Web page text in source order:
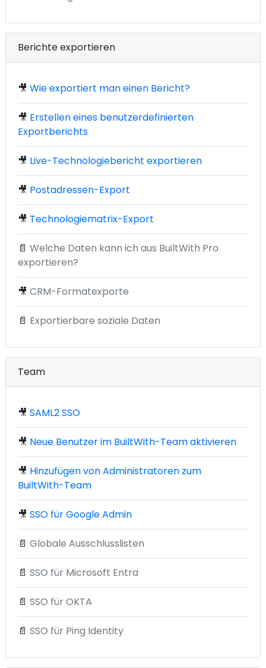
Berichte exportieren
🎥 Wie exportiert man einen Bericht?
🎥 Erstellen eines benutzerdefinierten
Exportberichts
🎥 Live-Technologiebericht exportieren
🎥 Postadressen-Export
🎥 Technologiematrix-Export
📄 Welche Daten kann ich aus BuiltWith Pro
exportieren?
🎥 CRM-Formatexporte
📄 Exportierbare soziale Daten
Team
🎥 SAML2 SSO
🎥 Neue Benutzer im BuiltWith-Team aktivieren
🎥 Hinzufügen von Administratoren zum
BuiltWith-Team
🎥 SSO für Google Admin
📄 Globale Ausschlusslisten
📄 SSO für Microsoft Entra
📄 SSO für OKTA
📄 SSO für Ping Identity